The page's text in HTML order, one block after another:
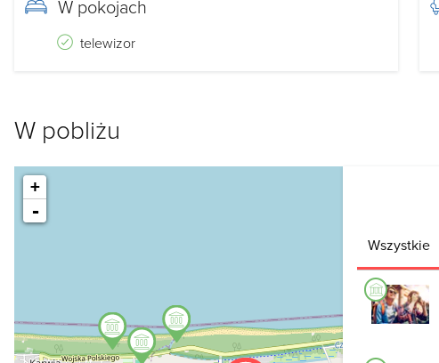
W pokojach
telewizor
W pobliżu
+
-
Wszystkie